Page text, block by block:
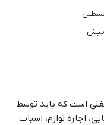
است که باید توسط
اجاره لوازم، اسباب